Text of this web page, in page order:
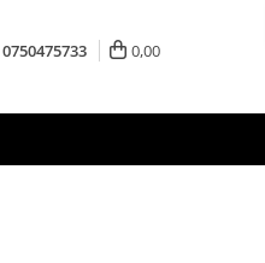
0750475733 0,00